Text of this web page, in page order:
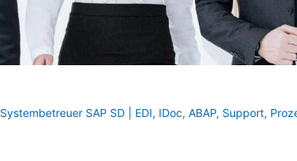
Systembetreuer SAP SD | EDI, IDoc, ABAP, Support,